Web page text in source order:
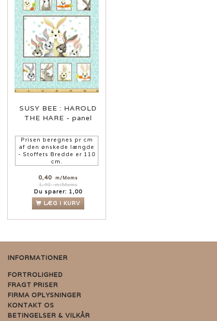
SUSY BEE : HAROLD
THE HARE - panel
Prisen beregnes pr cm
af den ønskede længde
- Stoffets Bredde er 110
cm.
0,40 m/Moms
1,40m/Moms
Du sparer: 1,00
LÆG I KURV
INFORMATIONER
FORTROLIGHED
FRAGT PRISER
FIRMA OPLYSNINGER
KONTAKT OS
BETINGELSER & VILKÅR